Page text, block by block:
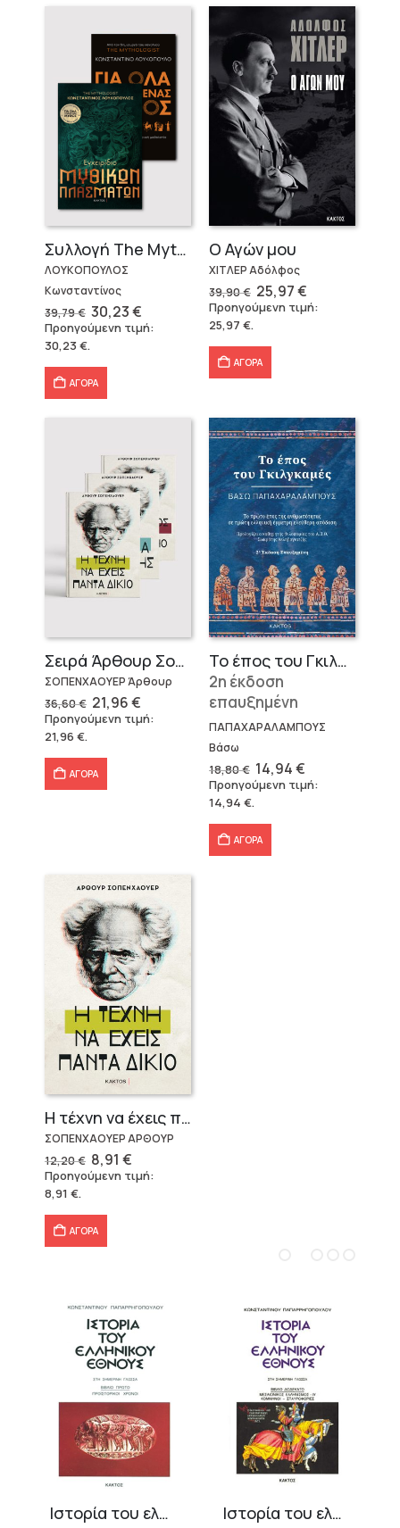
Συλλογή The Mythologist (2 βιβλία)
ΛΟΥΚΟΠΟΥΛΟΣ
Κωνσταντίνος
39,79€ Original
price
was:
39,79 €.
30,23€Η
τρέχουσα
τιμή
Προηγούμενη τιμή:
30,23€.
ΑΓΟΡΑ
Ο Αγών μου
ΧΙΤΛΕΡ Αδόλφος
39,90€ Original
price
was:
25,97€Η
τρέχουσα
τιμή
Προηγούμενη τιμή:
25,97 €.
ΑΓΟΡΑ
Σειρά Άρθουρ Σοπενχάουερ (3 βιβλία)
ΣΟΠΕΝΧΑΟΥΕΡ Άρθουρ
36,60€ Original
price
was:
21,96€Η
τρέχουσα
τιμή
Προηγούμενη τιμή:
21,96 €.
ΑΓΟΡΑ
Το έπος του Γκιλγκαμές
2η έκδοση
επαυξημένη
ΠΑΠΑΧΑΡΑΛΑΜΠΟΥΣ
Βάσω
18,80€ Original
price
was:
18,80 €.
14,94€Η
τρέχουσα
τιμή
Προηγούμενη τιμή:
14,94 €.
ΑΓΟΡΑ
Η τέχνη να έχεις πάντα δίκιο – Άρθουρ Σοπενχάουερ
ΣΟΠΕΝΧΑΟΥΕΡ ΑΡΘΟΥΡ
12,20€ Original
price
was:
8,91 €Η
τρέχουσα
τιμή
Προηγούμενη τιμή:
8,91 €.
ΑΓΟΡΑ
Ιστορία του ελληνικού έθνους 1 Ιστορία του ελληνικού έθνους 12